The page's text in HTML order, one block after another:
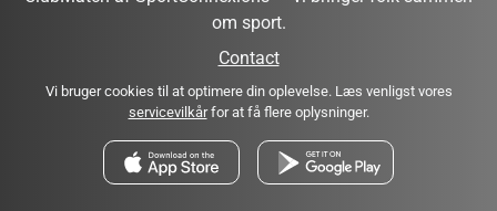
om sport.
Contact
Vi bruger cookies til at optimere din oplevelse. Læs venligst vores
servicevilkårfor at få flere oplysninger.